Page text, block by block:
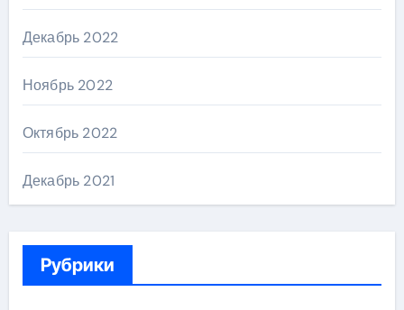
Декабрь 2022
Ноябрь 2022
Октябрь 2022
Декабрь 2021
Рубрики